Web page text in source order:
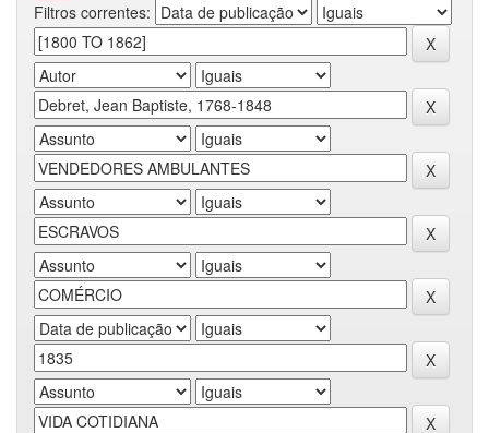
Filtros correntes: